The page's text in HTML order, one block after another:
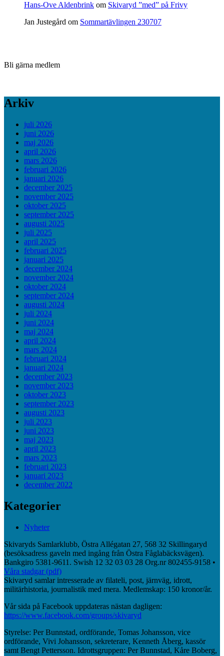
Hans-Ove Aldenbrink om Skivaryd ”med” på Frivy
Jan Justegård om Sommartävlingen 230707
Bli gärna medlem
Arkiv
juli 2026
juni 2026
maj 2026
april 2026
mars 2026
februari 2026
januari 2026
december 2025
november 2025
oktober 2025
september 2025
augusti 2025
juli 2025
april 2025
februari 2025
januari 2025
december 2024
november 2024
oktober 2024
september 2024
augusti 2024
juli 2024
juni 2024
maj 2024
april 2024
mars 2024
februari 2024
januari 2024
december 2023
november 2023
oktober 2023
september 2023
augusti 2023
juli 2023
juni 2023
maj 2023
april 2023
mars 2023
februari 2023
januari 2023
december 2022
Kategorier
Nyheter
Skivaryds Samlarklubb, Östra Allégatan 27, 568 32 Skillingaryd
(besöksadress gaveln med ingång från Östra Fåglabäcksvägen).
Bankgiro 5381-9611. Swish 12 32 03 03 28 Org.nr 802455-9158 •
Våra stadgar (pdf)
Skivaryd samlar intresserade av filateli, post, järnväg, idrott,
militärhistoria, journalistik med mera. Medlemskap: 150 kronor/år.
Vår sida på Facebook uppdateras nästan dagligen:
https://www.facebook.com/groups/skivaryd
Styrelse: Per Bunnstad, ordförande, Tomas Johansson, vice
ordförande, Vivi Johansson, sekreterare, Kenneth Åberg, kassör
samt Bengt Pettersson. Idrottsgruppen: Per Bunnstad, Kåre Boberg,